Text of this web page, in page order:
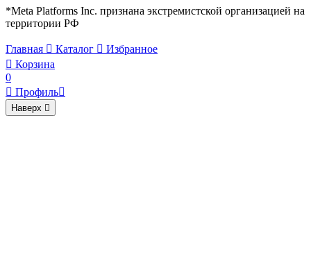
*Meta Platforms Inc. признана экстремистской организацией на
территории РФ
Главная  Каталог  Избранное
 Корзина
0
 Профиль
Наверх 